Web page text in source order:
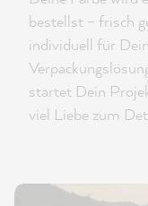
bestellst – frisch
individuell für
startet Dein
viel Liebe zum